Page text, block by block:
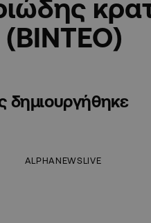
δημιουργήθηκε
ALPHANEWSLIVE